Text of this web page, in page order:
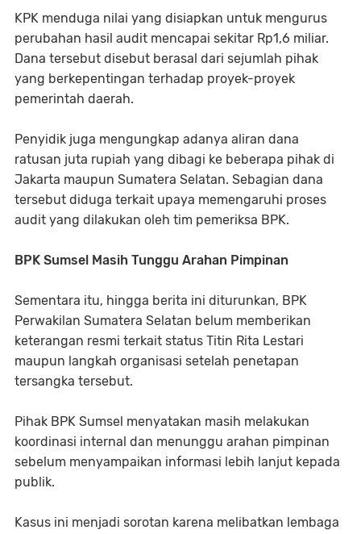
KPK menduga nilai yang disiapkan untuk mengurus
perubahan hasil audit mencapai sekitar Rp1,6 miliar.
Dana tersebut disebut berasal dari sejumlah pihak
yang berkepentingan terhadap proyek-proyek
pemerintah daerah.
Penyidik juga mengungkap adanya aliran dana
ratusan juta rupiah yang dibagi ke beberapa pihak di
Jakarta maupun Sumatera Selatan. Sebagian dana
tersebut diduga terkait upaya memengaruhi proses
audit yang dilakukan oleh tim pemeriksa BPK.
BPK Sumsel Masih Tunggu Arahan Pimpinan
Sementara itu, hingga berita ini diturunkan, BPK
Perwakilan Sumatera Selatan belum memberikan
keterangan resmi terkait status Titin Rita Lestari
maupun langkah organisasi setelah penetapan
tersangka tersebut.
Pihak BPK Sumsel menyatakan masih melakukan
koordinasi internal dan menunggu arahan pimpinan
sebelum menyampaikan informasi lebih lanjut kepada
publik.
Kasus ini menjadi sorotan karena melibatkan lembaga